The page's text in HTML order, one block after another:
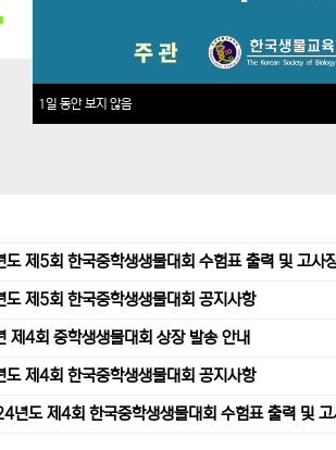
제5회 한국중학생생물대회 수험표 출력 및 고사
제5회 한국중학생생물대회 공지사항
제4회 중학생생물대회 상장 발송 안내
제4회 한국중학생생물대회 공지사항
년도 제4회 한국중학생생물대회 수험표 출력 및 고
1일 동안 보지 않음